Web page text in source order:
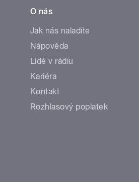
O nás
Jak nás naladíte
Nápověda
Lidé v rádiu
Kariéra
Kontakt
Rozhlasový poplatek